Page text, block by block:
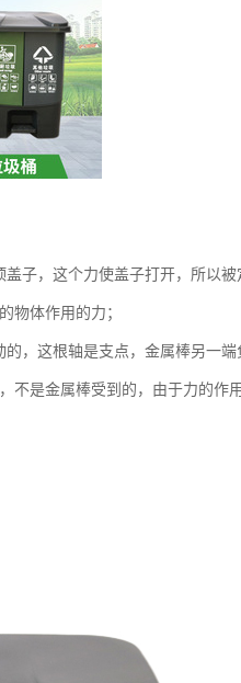
子，这个力使盖子打开，所以
物体作用的力；
，这根轴是支点，金属棒另一
不是金属棒受到的，由于力的作